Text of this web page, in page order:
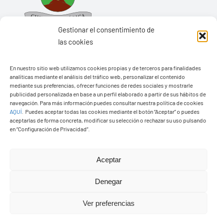
Gestionar el consentimiento de
las cookies
En nuestro sitio web utilizamos cookies propias y de terceros para finalidades
analíticas mediante el análisis del tráfico web, personalizar el contenido
mediante sus preferencias, ofrecer funciones de redes sociales y mostrarle
publicidad personalizada en base a un perfil elaborado a partir de sus hábitos de
navegación. Para más información puedes consultar nuestra política de cookies
AQUÍ
Puedes aceptar todas las cookies mediante el botón “Aceptar” o puedes
aceptarlas de forma concreta, modificar su selección o rechazar su uso pulsando
en “Configuración de Privacidad”.
Aceptar
Denegar
Ver preferencias
Ayuntamiento de Yaiza
Pza. de Los Remedios, 1
35570 – Yaiza
Tel:928 83 62 20
derechos reservads